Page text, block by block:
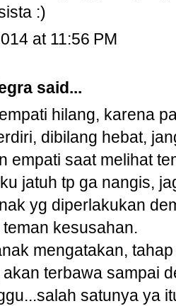
:)
at 11:56 PM
said...
hilang, karena
dibilang hebat,
empati saat melihat
jatuh tp ga nangis,
yg diperlakukan
kesusahan.
mengatakan,
terbawa sampai
satunya ya